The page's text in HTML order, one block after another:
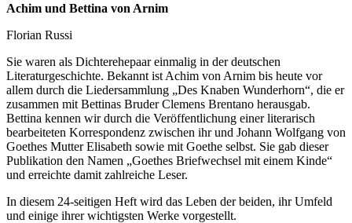
Achim und Bettina von Arnim
Florian Russi
Sie waren als Dichterehepaar einmalig in der deutschen
Literaturgeschichte. Bekannt ist Achim von Arnim bis heute vor
allem durch die Liedersammlung „Des Knaben Wunderhorn“, die er
zusammen mit Bettinas Bruder Clemens Brentano herausgab.
Bettina kennen wir durch die Veröffentlichung einer literarisch
bearbeiteten Korrespondenz zwischen ihr und Johann Wolfgang von
Goethes Mutter Elisabeth sowie mit Goethe selbst. Sie gab dieser
Publikation den Namen „Goethes Briefwechsel mit einem Kinde“
und erreichte damit zahlreiche Leser.
In diesem 24-seitigen Heft wird das Leben der beiden, ihr Umfeld
und einige ihrer wichtigsten Werke vorgestellt.